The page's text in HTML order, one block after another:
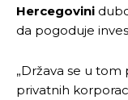
Hercegovini
da pogoduje
„Država se u
privatnih